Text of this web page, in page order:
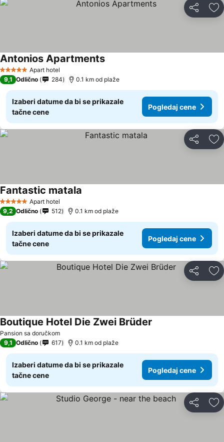
Deli
5 ZvezdiceApart hotel
Antonios Apartments
9,1 Odlično 284 0.1 km od plaže
Izaberi datume da bi se prikazale
tačne cene
Pogledaj cene
Deli
5 ZvezdiceApart hotel
Fantastic matala
9,2 Odlično 512 0.1 km od plaže
Izaberi datume da bi se prikazale
tačne cene
Pogledaj cene
Deli
Pansion sa doručkom
Boutique Hotel Die Zwei Brüder
9,1 Odlično 617 0.1 km od plaže
Izaberi datume da bi se prikazale
tačne cene
Pogledaj cene
Deli